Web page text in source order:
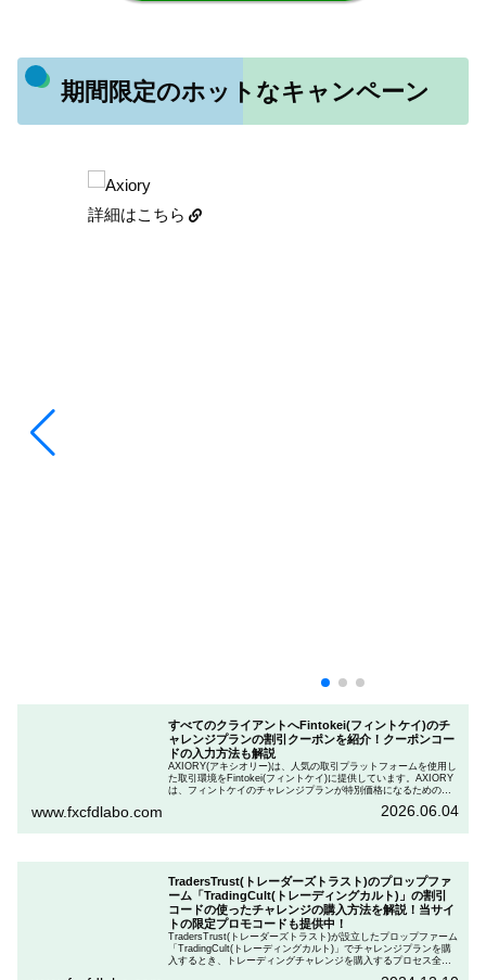
期間限定のホットなキャンペーン
詳細はこちら
すべてのクライアントへFintokei(フィントケイ)のチ
ャレンジプランの割引クーポンを紹介！クーポンコー
ドの入力方法も解説
AXIORY(アキシオリー)は、人気の取引プラットフォームを使用し
た取引環境をFintokei(フィントケイ)に提供しています。AXIORY
は、フィントケイのチャレンジプランが特別価格になるためのク
ランを申し込むときのクーポンコードを入力して割引にする方法
www.fxcfdlabo.com 2026.06.04
TradersTrust(トレーダーズトラスト)のプロップファ
ーム「TradingCult(トレーディングカルト)」の割引
コードの使ったチャレンジの購入方法を解説！当サイ
トの限定プロモコードも提供中！
TradersTrust(トレーダーズトラスト)が設立したプロップファーム
「TradingCult(トレーディングカルト)」でチャレンジプランを購
入するとき、トレーディングチャレンジを購入するプロセス全体